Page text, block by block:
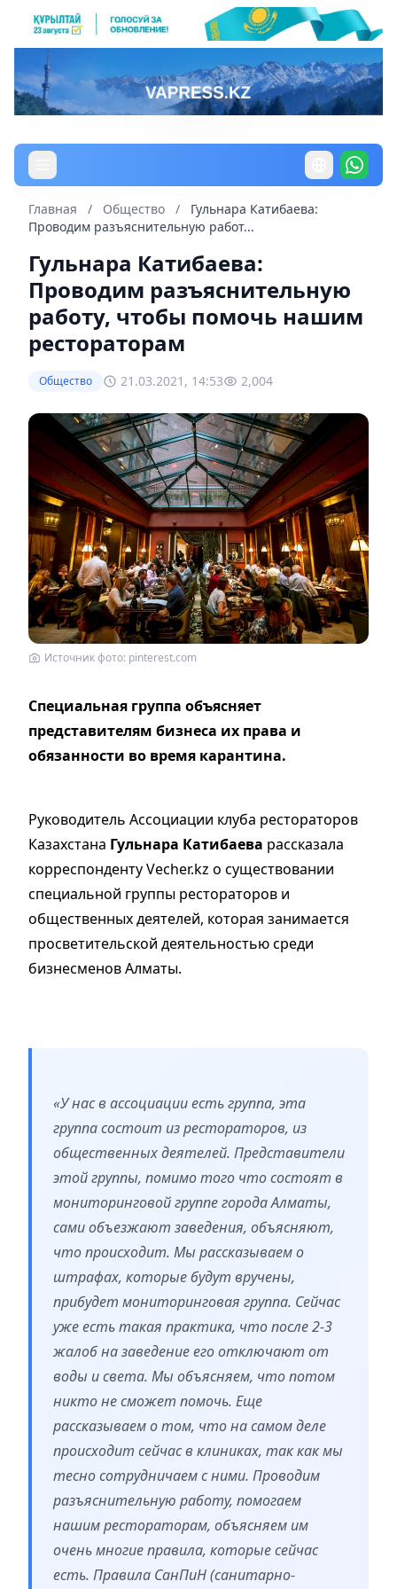
Главная / Общество /
Гульнара Катибаева:
Проводим разъяснительную работ...
Гульнара Катибаева:
Проводим разъяснительную
работу, чтобы помочь нашим
рестораторам
Общество 21.03.2021, 14:53 2,004
Источник фото: pinterest.com
Специальная группа объясняет
представителям бизнеса их права и
обязанности во время карантина.
Руководитель Ассоциации клуба рестораторов
Казахстана Гульнара Катибаева рассказала
корреспонденту Vecher.kz о существовании
специальной группы рестораторов и
общественных деятелей, которая занимается
просветительской деятельностью среди
бизнесменов Алматы.
«У нас в ассоциации есть группа, эта
группа состоит из рестораторов, из
общественных деятелей. Представители
этой группы, помимо того что состоят в
мониторинговой группе города Алматы,
сами объезжают заведения, объясняют,
что происходит. Мы рассказываем о
штрафах, которые будут вручены,
прибудет мониторинговая группа. Сейчас
уже есть такая практика, что после 2-3
жалоб на заведение его отключают от
воды и света. Мы объясняем, что потом
никто не сможет помочь. Еще
рассказываем о том, что на самом деле
происходит сейчас в клиниках, так как мы
тесно сотрудничаем с ними. Проводим
разъяснительную работу, помогаем
нашим рестораторам, объясняем им
очень многие правила, которые сейчас
есть. Правила СанПиН (санитарно-